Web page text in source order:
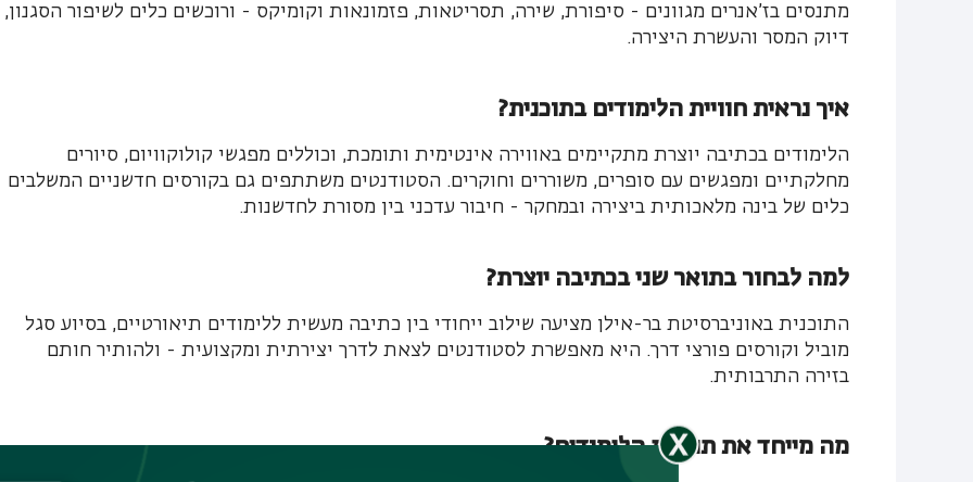
מתנסים בז’אנרים מגוונים - סיפורת, שירה, תסריטאות, פזמונאות וקומיקס - ורוכשים כלים לשיפור הסגנון,
דיוק המסר והעשרת היצירה.
איך נראית חוויית הלימודים בתוכנית?
הלימודים בכתיבה יוצרת מתקיימים באווירה אינטימית ותומכת, וכוללים מפגשי קולוקוויום, סיורים
מחלקתיים ומפגשים עם סופרים, משוררים וחוקרים. הסטודנטים משתתפים גם בקורסים חדשניים המשלבים
כלים של בינה מלאכותית ביצירה ובמחקר - חיבור עדכני בין מסורת לחדשנות.
למה לבחור בתואר שני בכתיבה יוצרת?
התוכנית באוניברסיטת בר-אילן מציעה שילוב ייחודי בין כתיבה מעשית ללימודים תיאורטיים, בסיוע סגל
מוביל וקורסים פורצי דרך. היא מאפשרת לסטודנטים לצאת לדרך יצירתית ומקצועית - ולהותיר חותם
בזירה התרבותית.
מה מייחד את תוכנית הלימודים?